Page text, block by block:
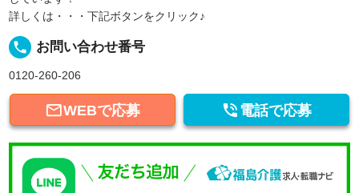
詳しくは・・・下記ボタンをクリック♪
local_phone お問い合わせ番号
0120-260-206
WEBで応募  電話で応募